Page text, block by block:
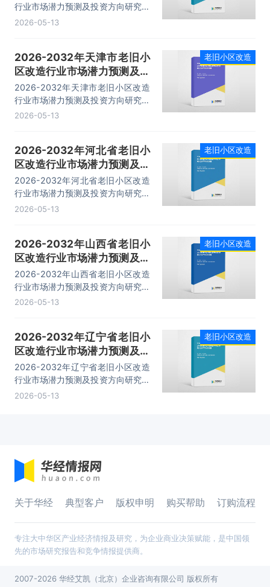
行业市场潜力预测及投资方向研究报
告，主要包括项目招商引资策略、竞
2026-05-13
2026-2032年天津市老旧小
区改造行业市场潜力预测及投
资方向研究报告
2026-2032年天津市老旧小区改造
行业市场潜力预测及投资方向研究报
告，主要包括项目招商引资策略、竞
2026-05-13
老旧小区改造
2026-2032年河北省老旧小
区改造行业市场潜力预测及投
资方向研究报告
2026-2032年河北省老旧小区改造
行业市场潜力预测及投资方向研究报
告，主要包括项目招商引资策略、竞
2026-05-13
老旧小区改造
2026-2032年山西省老旧小
区改造行业市场潜力预测及投
资方向研究报告
2026-2032年山西省老旧小区改造
行业市场潜力预测及投资方向研究报
告，主要包括项目招商引资策略、竞
2026-05-13
老旧小区改造
2026-2032年辽宁省老旧小
区改造行业市场潜力预测及投
资方向研究报告
2026-2032年辽宁省老旧小区改造
行业市场潜力预测及投资方向研究报
告，主要包括项目招商引资策略、竞
2026-05-13
老旧小区改造
关于华经 典型客户 版权申明 购买帮助 订购流程
专注大中华区产业经济情报及研究，为企业商业决策赋能，是中国领
先的市场研究报告和竞争情报提供商。
2007-2026 华经艾凯（北京）企业咨询有限公司 版权所有